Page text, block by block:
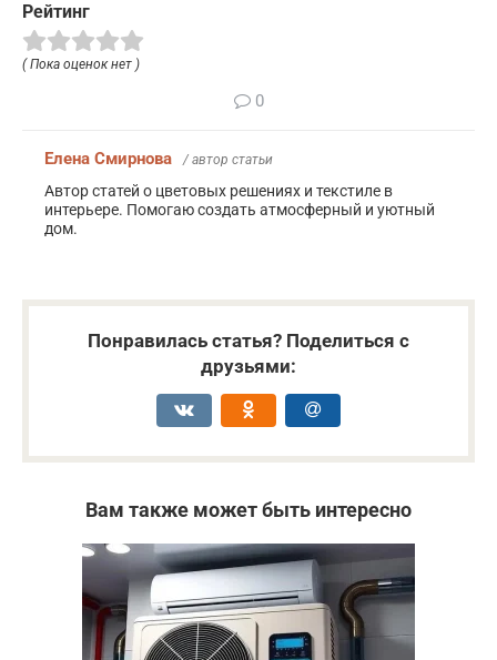
Рейтинг
( Пока оценок нет )
0
Елена Смирнова / автор статьи
Автор статей о цветовых решениях и текстиле в
интерьере. Помогаю создать атмосферный и уютный
дом.
Понравилась статья? Поделиться с
друзьями:
Вам также может быть интересно